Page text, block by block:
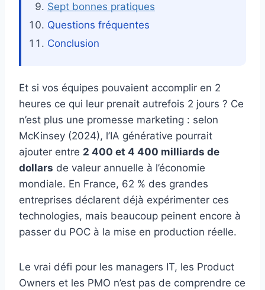
Sept bonnes pratiques
Questions fréquentes
Conclusion
Et si vos équipes pouvaient accomplir en 2
heures ce qui leur prenait autrefois 2 jours ? Ce
n’est plus une promesse marketing : selon
McKinsey (2024), l’IA générative pourrait
ajouter entre 2 400 et 4 400 milliards de
dollars de valeur annuelle à l’économie
mondiale. En France, 62 % des grandes
entreprises déclarent déjà expérimenter ces
technologies, mais beaucoup peinent encore à
passer du POC à la mise en production réelle.
Le vrai défi pour les managers IT, les Product
Owners et les PMO n’est pas de comprendre ce